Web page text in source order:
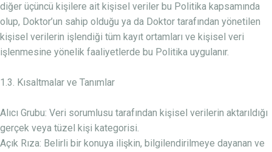
diğer üçüncü kişilere ait kişisel veriler bu Politika kapsamında
olup, Doktor’un sahip olduğu ya da Doktor tarafından yönetilen
kişisel verilerin işlendiği tüm kayıt ortamları ve kişisel veri
işlenmesine yönelik faaliyetlerde bu Politika uygulanır.
1.3. Kısaltmalar ve Tanımlar
Alıcı Grubu: Veri sorumlusu tarafından kişisel verilerin aktarıldığı
gerçek veya tüzel kişi kategorisi.
Açık Rıza: Belirli bir konuya ilişkin, bilgilendirilmeye dayanan ve